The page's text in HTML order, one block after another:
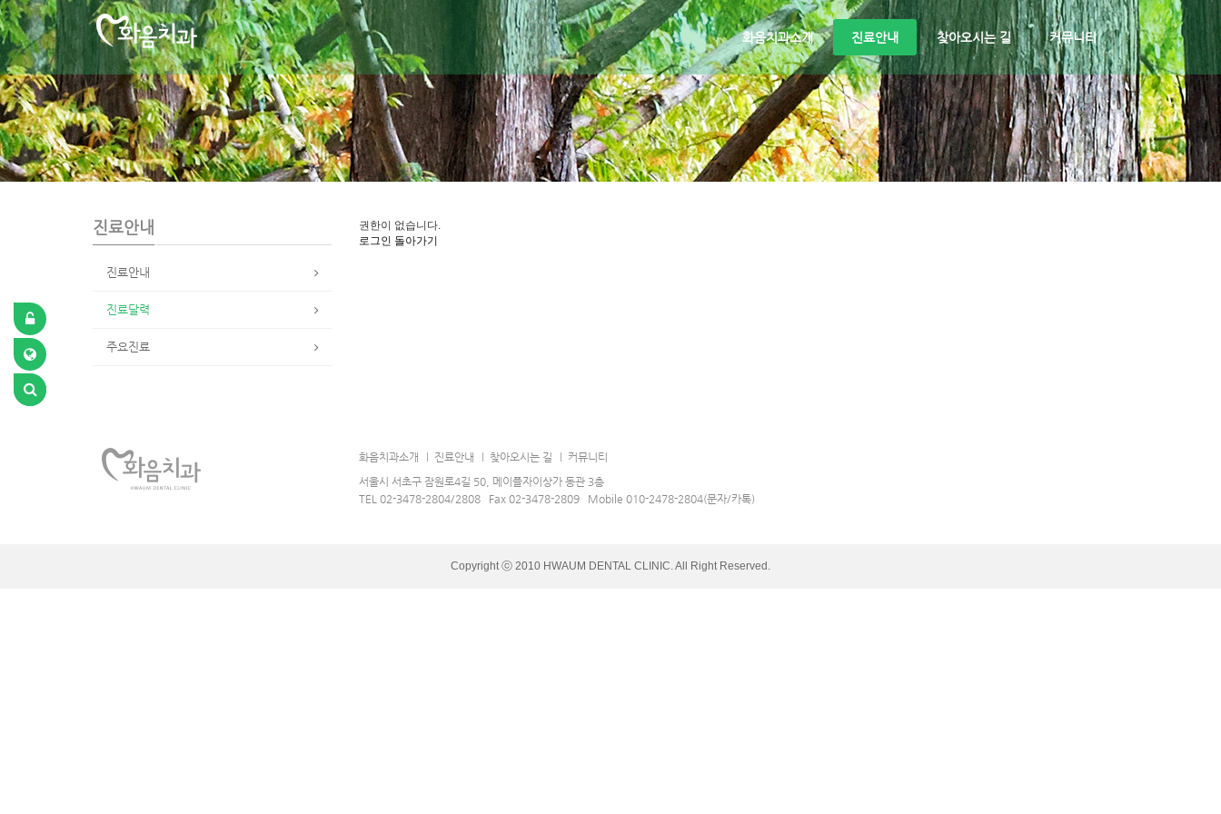
화음치과소개 진료안내 찾아오시는 길 커뮤니티
S
u
b
r
o
m
o
t
i
진료안내
진료안내
진료달력
주요진료
권한이 없습니다.
로그인 돌아가기
화음치과소개 진료안내 찾아오시는 길
커뮤니티
서울시 서초구 잠원로4길 50, 메이플자이상가 동관 3층
TEL 02-3478-2804/2808 Fax 02-3478-2809 Mobile 010-2478-2804(문자/카톡)
Copyright ⓒ 2010 HWAUM DENTAL CLINIC. All Right Reserved.